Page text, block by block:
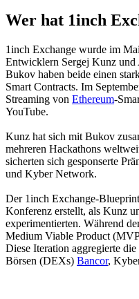
Wer hat 1inch
1inch Exchange wurde im
Entwicklern Sergej Kunz
Bukov haben beide einen
Smart Contracts. Im
Streaming von Ethereum-
YouTube.
Kunz hat sich mit Bukov
mehreren Hackathons
sicherten sich gesponserte
und Kyber Network.
Der 1inch Exchange-
Konferenz erstellt, als Kunz
experimentierten. Während
Medium Viable Product
Diese Iteration aggregierte
Börsen (DEXs) Bancor,